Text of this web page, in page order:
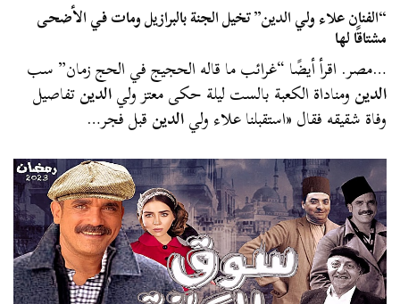
“الفنان علاء ولي الدين” تخيل الجنة بالبرازيل ومات في الأضحى
مشتاقًا لها
…مصر. اقرأ أيضًا “غرائب ما قاله الحجيج في الحج زمان” سب
الدينومناداة الكعبة بالست ليلة حكى معتز وليالدينتفاصيل
وفاة شقيقه فقال «استقبلنا علاء وليالدينقبل فجر…